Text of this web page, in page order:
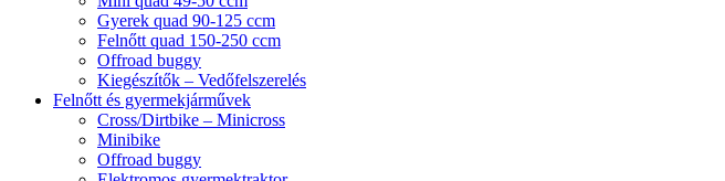
Gyerek quad 90-125 ccm
Felnőtt quad 150-250 ccm
Offroad buggy
Kiegészítők – Vedőfelszerelés
Felnőtt és gyermekjárművek
Cross/Dirtbike – Minicross
Minibike
Offroad buggy